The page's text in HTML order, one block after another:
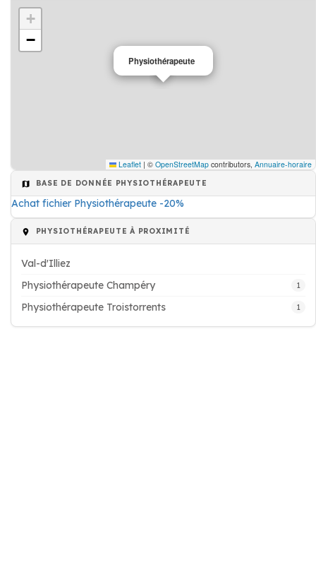
Physiothérapeute
+
−
Leaflet | © OpenStreetMap contributors, Annuaire-horaire
BASE DE DONNÉE PHYSIOTHÉRAPEUTE
Achat fichier Physiothérapeute -20%
PHYSIOTHÉRAPEUTE À PROXIMITÉ
Val-d'Illiez
Physiothérapeute Champéry
1
Physiothérapeute Troistorrents 1